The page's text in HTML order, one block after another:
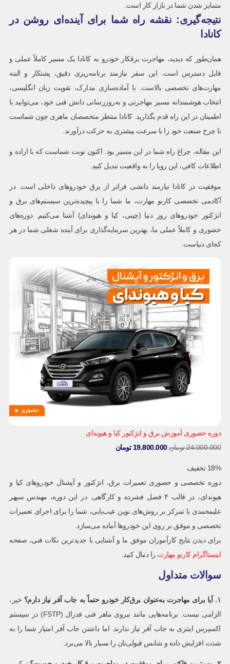
متمایز شدن شما در بازار کار است.
نتیجه‌گیری: نقشه راه شما برای آینده‌ای روشن در
کانادا
همان‌طور که دیدید، مهاجرت برقکار خودرو به کانادا یک مسیر کاملاً عملی و
قابل دسترس است. این سفر نیازمند برنامه‌ریزی دقیق، پشتکار و البته
مهارت‌های تخصصی بالاست. با آماده‌سازی مدارک، تقویت زبان انگلیسی،
انتخاب هوشمندانه مسیر مهاجرتی و به‌روزرسانی دانش فنی خود، می‌توانید با
اطمینان در این راه قدم بگذارید. کانادا منتظر متخصصان ماهری چون شماست
تا چرخ صنعت خود را با سرعت بیشتری به حرکت درآورند.
این مقاله، چراغ راه شما در این مسیر بود. اکنون نوبت شماست که با اراده و
اطلاعات کافی، این رویا را به واقعیت تبدیل کنید.
موفقیت در کانادا نیازمند دانشی فراتر از برق خودروهای داخلی است. در
آکادمی تخصصی کارنو مهارت، ما شما را با پیچیده‌ترین سیستم‌های برق و
انژکتور خودروهای روز دنیا (چینی، کیا و هیوندای) آشنا می‌کنیم. دوره‌های
حضوری و کاملاً عملی ما، بهترین سرمایه‌گذاری برای آینده شغلی شما در هر
کجای دنیاست.
دوره حضوری آموزش برق و انژکتور کیا و هیوندای
24.000.000 تومان 19.800.000 تومان
18% تخفیف
دوره تخصصی و حضوری تعمیرات برق، انژکتور و آپشنال خودروهای کیا و
هیوندای، در قالب ۴ فصل فشرده و کارگاهی. در این دوره، مهندس سپهر
علیمحمدی با تمرکز بر روش‌های نوین عیب‌یابی، شما را برای اجرای تعمیرات
تخصصی و موفق بر روی این خودروها آماده می‌سازد.
برای دیدن نتایج کارآموزان موفق ما و آشنایی با جدیدترین نکات فنی، صفحه
اینستاگرام کارنو مهارت را دنبال کنید.
سوالات متداول
۱. آیا برای مهاجرت به‌عنوان برق‌کار خودرو حتماً به جاب آفر نیاز دارم؟ خیر،
الزامی نیست. برنامه‌هایی مانند نیروی ماهر فنی فدرال (FSTP) در سیستم
اکسپرس اینتری به جاب آفر نیاز ندارند. اما داشتن جاب آفر امتیاز شما را به
شدت افزایش داده و شانس قبولی‌تان را بسیار بالا می‌برد.